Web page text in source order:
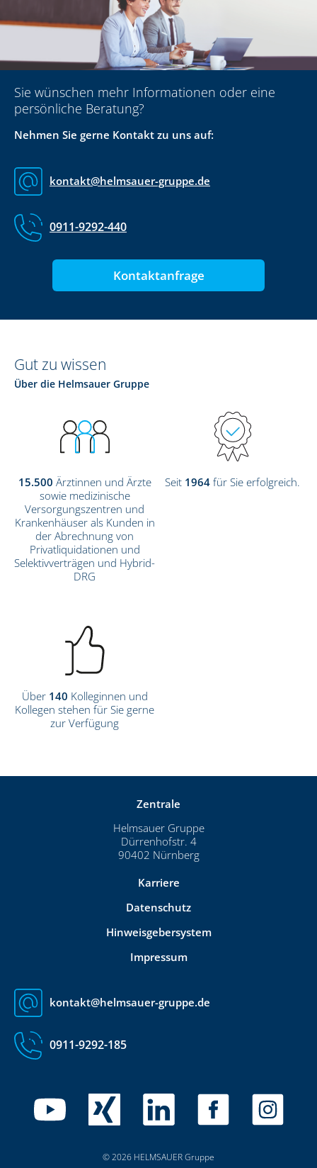
Sie wünschen mehr Informationen oder eine
persönliche Beratung?
Nehmen Sie gerne Kontakt zu uns auf:
kontakt@helmsauer-gruppe.de
0911-9292-440
Kontaktanfrage
Gut zu wissen
Über die Helmsauer Gruppe
15.500 Ärztinnen und Ärzte
sowie medizinische
Versorgungszentren und
Krankenhäuser als Kunden in
der Abrechnung von
Privatliquidationen und
Selektivverträgen und Hybrid-
DRG
Seit 1964 für Sie erfolgreich.
Über140 Kolleginnen und
Kollegen stehen für Sie gerne
zur Verfügung
Zentrale
Helmsauer Gruppe
Dürrenhofstr. 4
90402 Nürnberg
Karriere
Datenschutz
Hinweisgebersystem
Impressum
kontakt@helmsauer-gruppe.de
0911-9292-185
© 2026 HELMSAUER Gruppe